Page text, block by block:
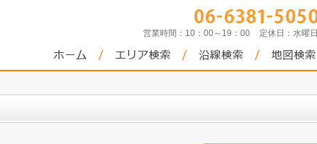
営業時間： 10：00～19：00 定休日： 水曜日